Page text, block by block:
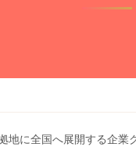
地に全国へ展開する企